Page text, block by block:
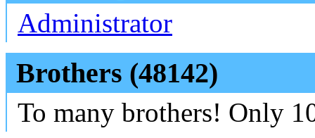
Administrator
Brothers (48142)
To many brothers! Only